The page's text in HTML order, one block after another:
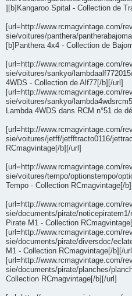
][b]Kangaroo Spital - Collection de
[url=http://www.rcmagvintage.com/
sie/voitures/panthera/
[b]Panthera 4x4 - Collection de
[url=http://www.rcmagvintage.com/
sie/voitures/sankyo/
4WDS - Collection de Alf77[/b][/url]
[url=http://www.rcmagvintage.com/
sie/voitures/sankyo/
Lambda 4WDS dans RCM n°51 de
[url=http://www.rcmagvintage.com/
sie/voitures/jetff/jetfftracto0116/
RCmagvintage[/b][/url]
[url=http://www.rcmagvintage.com/
sie/voitures/tempo/optionstempo/
Tempo - Collection RCmagvintage[/
[url=http://www.rcmagvintage.com/
sie/documents/pirate/
Pirate M1 - Collection
[url=http://www.rcmagvintage.com/
sie/documents/pirate/diversdoc/
M1 - Collection RCmagvintage[/b][/url]
[url=http://www.rcmagvintage.com/
sie/documents/pirate/planches/
Collection RCmagvintage[/b][/url]